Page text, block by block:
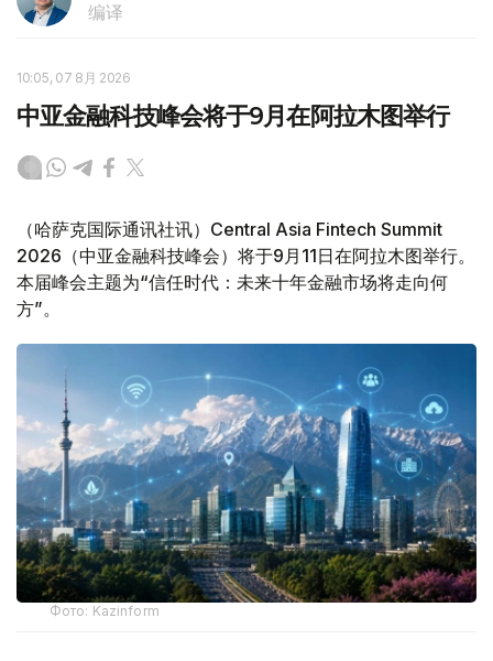
编译
10:05, 07 8月 2026
中亚金融科技峰会将于9月在阿拉木图举行
（哈萨克国际通讯社讯）Central Asia Fintech Summit
2026（中亚金融科技峰会）将于9月11日在阿拉木图举行。
本届峰会主题为“信任时代：未来十年金融市场将走向何
方”。
Фото: Kazinform